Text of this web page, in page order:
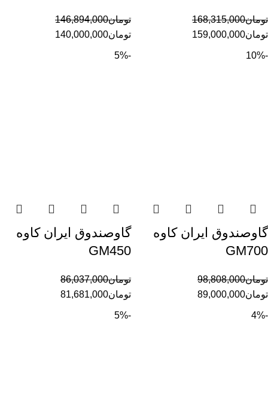
تومان168,315,000
تومان159,000,000
تومان146,894,000
تومان140,000,000
-10%
گاوصندوق ایران کاوه
GM700
تومان98,808,000
تومان89,000,000
-5%
گاوصندوق ایران کاوه
GM450
تومان86,037,000
تومان81,681,000
-4%
-5%